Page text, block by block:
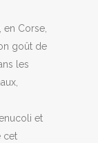
en Corse,
goût de
les
et
cet